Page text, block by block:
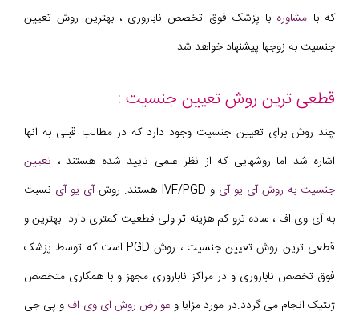
که با مشاوره با پزشک فوق تخصص ناباروری ، بهترین روش تعیین
جنسیت به زوجها پیشنهاد خواهد شد .
قطعی ترین روش تعیین جنسیت :
چند روش برای تعیین جنسیت وجود دارد که در مطالب قبلی به انها
اشاره شد اما روشهایی که از نظر علمی تایید شده هستند ، تعیین
جنسیت به روش آی یو آی و IVF/PGD هستند. روش آی یو آی نسبت
به آی وی اف ، ساده ترو کم هزینه تر ولی قطعیت کمتری دارد. بهترین و
قطعی ترین روش تعیین جنسیت ، روش PGD است که توسط پزشک
فوق تخصص ناباروری و در مراکز ناباروری مجهز و با همکاری متخصص
ژنتیک انجام می گردد.در مورد مزایا و عوارض روش ای وی اف و پی جی